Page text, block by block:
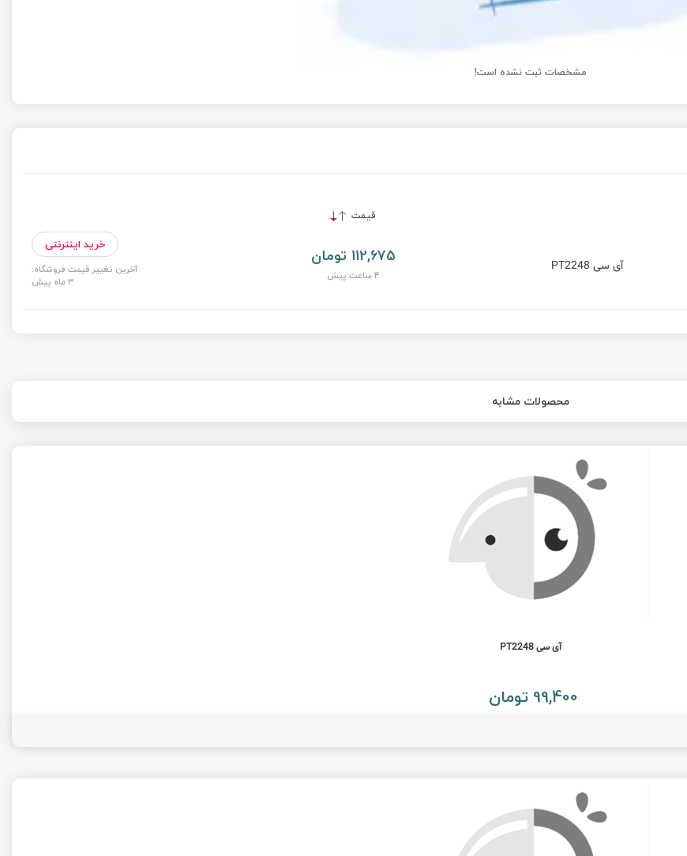
مشخصات ثبت نشده است!
قیمت
آی سی PT2248 112,675 تومان
4 ساعت پیش
خرید اینترنتی
آخرین تغییر قیمت فروشگاه:
3 ماه پیش
محصولات مشابه
آی سی PT2248
99,400 تومان